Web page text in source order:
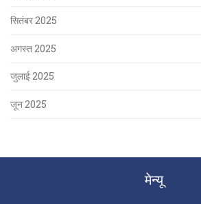
सितंबर 2025
अगस्त 2025
जुलाई 2025
जून 2025
मेन्यू